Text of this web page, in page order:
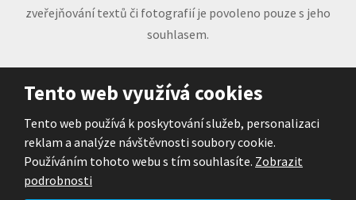
zveřejňování textů či fotografií je povoleno pouze s jeho
souhlasem.
Tento web je chráněn pomocí Google ReCAPTCHA a
platí pro něj
zásady ochrany osobních údajů a smluvní podmínky
společnosti Google.
Tento web využívá cookies
Tento web používá k poskytování služeb, personalizaci
reklam a analýze návštěvnosti soubory cookie.
Používáním tohoto webu s tím souhlasíte. Zobrazit
podrobnosti